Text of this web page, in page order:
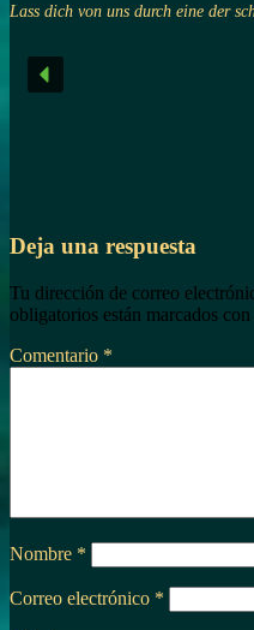
Lass dich von uns durch eine der
Deja una respuesta
Tu dirección de correo
obligatorios están marcados con
Comentario *
Nombre *
Correo electrónico *